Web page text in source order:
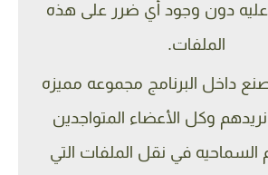
دون وجود أي ضرر على هذه
الملفات.
صنع داخل البرنامج مجموعه مميزه
وكل الأعضاء المتواجدين
السماحيه في نقل الملفات التي